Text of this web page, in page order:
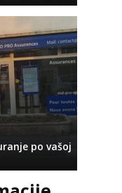
po vašoj